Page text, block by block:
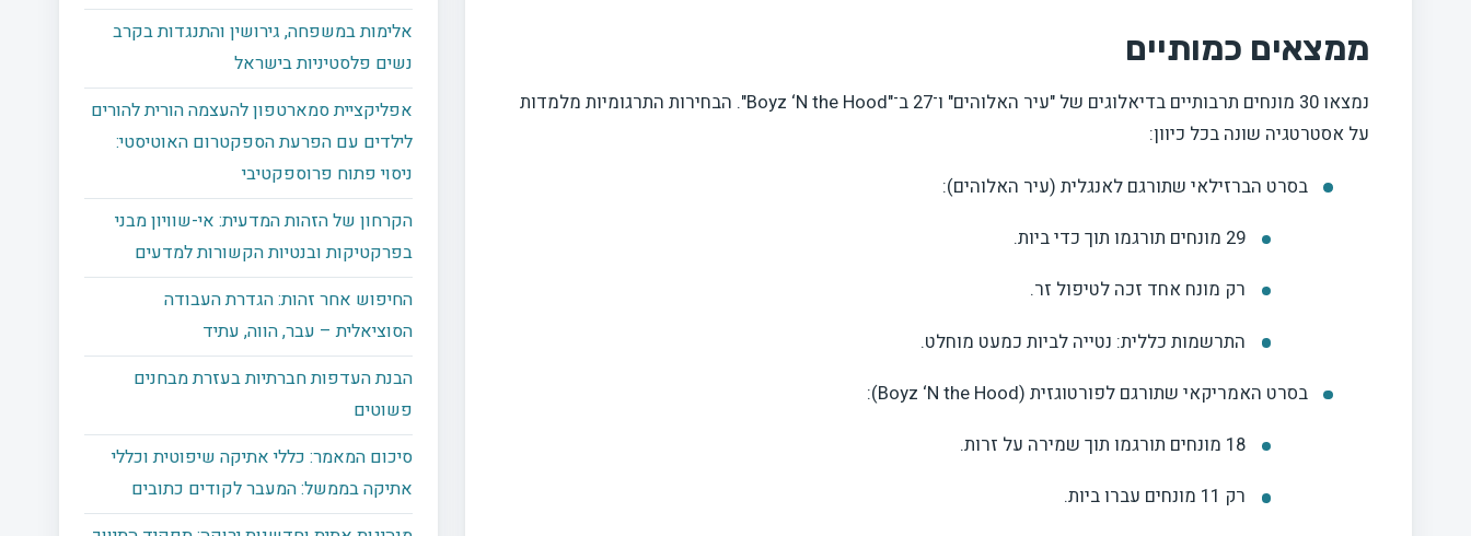
ממצאים כמותיים
נמצאו 30 מונחים תרבותיים בדיאלוגים של "עיר האלוהים" ו־27 ב־"Boyz ‘N the Hood". הבחירות התרגומיות מלמדות
על אסטרטגיה שונה בכל כיוון:
בסרט הברזילאי שתורגם לאנגלית (עיר האלוהים):
29 מונחים תורגמו תוך כדי ביות.
רק מונח אחד זכה לטיפול זר.
התרשמות כללית: נטייה לביות כמעט מוחלט.
בסרט האמריקאי שתורגם לפורטוגזית (Boyz ‘N the Hood):
18 מונחים תורגמו תוך שמירה על זרות.
רק 11 מונחים עברו ביות.
אלימות במשפחה, גירושין והתנגדות בקרב
נשים פלסטיניות בישראל
אפליקציית סמארטפון להעצמה הורית להורים
לילדים עם הפרעת הספקטרום האוטיסטי:
ניסוי פתוח פרוספקטיבי
הקרחון של הזהות המדעית: אי-שוויון מבני
בפרקטיקות ובנטיות הקשורות למדעים
החיפוש אחר זהות: הגדרת העבודה
הסוציאלית – עבר, הווה, עתיד
הבנת העדפות חברתיות בעזרת מבחנים
פשוטים
סיכום המאמר: כללי אתיקה שיפוטית וכללי
אתיקה בממשל: המעבר לקודים כתובים